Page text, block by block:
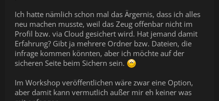
Ich hatte nämlich schon mal das Ärgernis, dass ich alles
neu machen musste, weil das Zeug offenbar nicht im
Profil bzw. via Cloud gesichert wird. Hat jemand damit
Erfahrung? Gibt ja mehrere Ordner bzw. Dateien, die
infrage kommen könnten, aber ich möchte auf der
sicheren Seite beim Sichern sein.
Im Workshop veröffentlichen wäre zwar eine Option,
aber damit kann vermutlich außer mir eh keiner was